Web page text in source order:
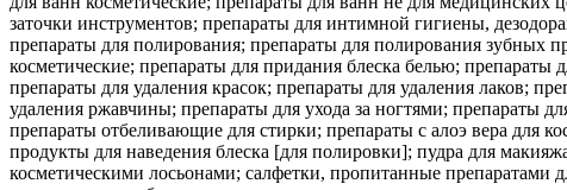
заточки инструментов; препараты для интимной гигиены,
препараты для полирования; препараты для полирования зубных
косметические; препараты для придания блеска белью; препараты
препараты для удаления красок; препараты для удаления лаков;
удаления ржавчины; препараты для ухода за ногтями; препараты
препараты отбеливающие для стирки; препараты с алоэ вера для
продукты для наведения блеска [для полировки]; пудра для
косметическими лосьонами; салфетки, пропитанные препаратами